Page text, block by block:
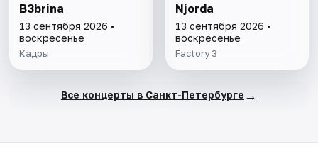
B3brina
13 сентября 2026 •
воскресенье
Кадры
Njorda
13 сентября 2026 •
воскресенье
Factory 3
Все концерты в Санкт-Петербурге →